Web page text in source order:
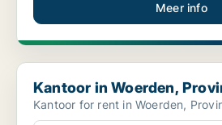
Meer info
Kantoor in Woerden, Province of
Kantoor in Woerden,
Kantoor for rent in Woerden,